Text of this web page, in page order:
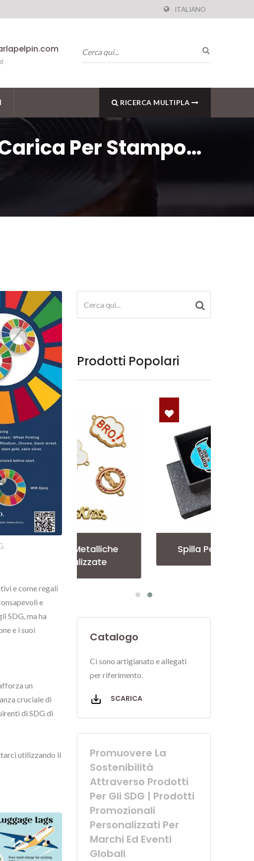
ITALIANO
RICERCA MULTIPLA
Per Stampo
e come regali
e
SDG, ma ha
e i suoi
un
cruciale di
di SDG di
utilizzando il
Prodotti Popolari
Spilla Personalizzata
Catalogo
Ci sono artigianato e allegati
per riferimento.
SCARICA
Promuovere La
Sostenibilità
Attraverso Prodotti
Per Gli SDG | Prodotti
Promozionali
Personalizzati Per
Marchi Ed Eventi
Globali